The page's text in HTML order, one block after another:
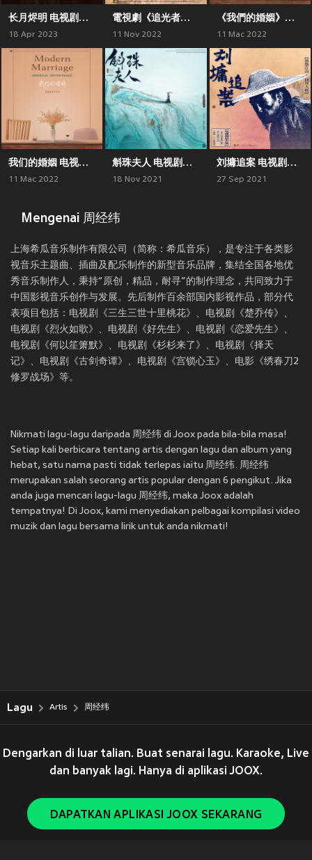
长月烬明 电视剧原声专辑
18 Apr 2023
電視劇《追光者》原聲專輯
11 Nov 2022
《我們的婚姻》電視劇原聲音樂
11 Mac 2022
我们的婚姻 电视剧原声音乐
11 Mac 2022
斛珠夫人 电视剧原声专辑
18 Nov 2021
刘墉追案 电视剧原声专辑
27 Sep 2021
Mengenai 周经纬
上海希瓜音乐制作有限公司（简称：希瓜音乐），是专注于各类影
视音乐主题曲、插曲及配乐制作的新型音乐品牌，集结全国各地优
秀音乐制作人，秉持“原创，精品，耐寻”的制作理念，共同致力于
中国影视音乐创作与发展。先后制作百余部国内影视作品，部分代
表项目包括：电视剧《三生三世十里桃花》、电视剧《楚乔传》、
电视剧《烈火如歌》、电视剧《好先生》、电视剧《恋爱先生》、
电视剧《何以笙箫默》、电视剧《杉杉来了》、电视剧《择天
记》、电视剧《古剑奇谭》、电视剧《宫锁心玉》、电影《绣春刀2
修罗战场》等。
Nikmati lagu-lagu daripada 周经纬 di Joox pada bila-bila masa!
Setiap kali berbicara tentang artis dengan lagu dan album yang
hebat, satu nama pasti tidak terlepas iaitu 周经纬. 周经纬
merupakan salah seorang artis popular dengan 6 pengikut. Jika
anda juga mencari lagu-lagu 周经纬, maka Joox adalah
tempatnya! Di Joox, kami menyediakan pelbagai kompilasi video
muzik dan lagu bersama lirik untuk anda nikmati!
Lagu Artis 周经纬
Dengarkan di luar talian. Buat senarai lagu. Karaoke, Live
dan banyak lagi. Hanya di aplikasi JOOX.
DAPATKAN APLIKASI JOOX SEKARANG